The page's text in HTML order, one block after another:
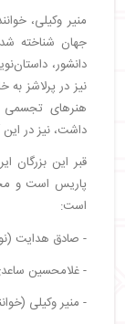
منیر وکیلی،
جهان شناخته
دانشور،
نیز در پرلاشز
هنرهای
داشت، نیز در
قبر این بزرگان
پاریس است و
است:
- صادق هدایت
- غلامحسین
- منیر وکیلی